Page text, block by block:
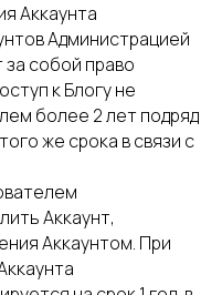
Аккаунта
Администрацией
за собой право
к Блогу не
более 2 лет подряд
же срока в связи с
Аккаунт,
Аккаунтом. При